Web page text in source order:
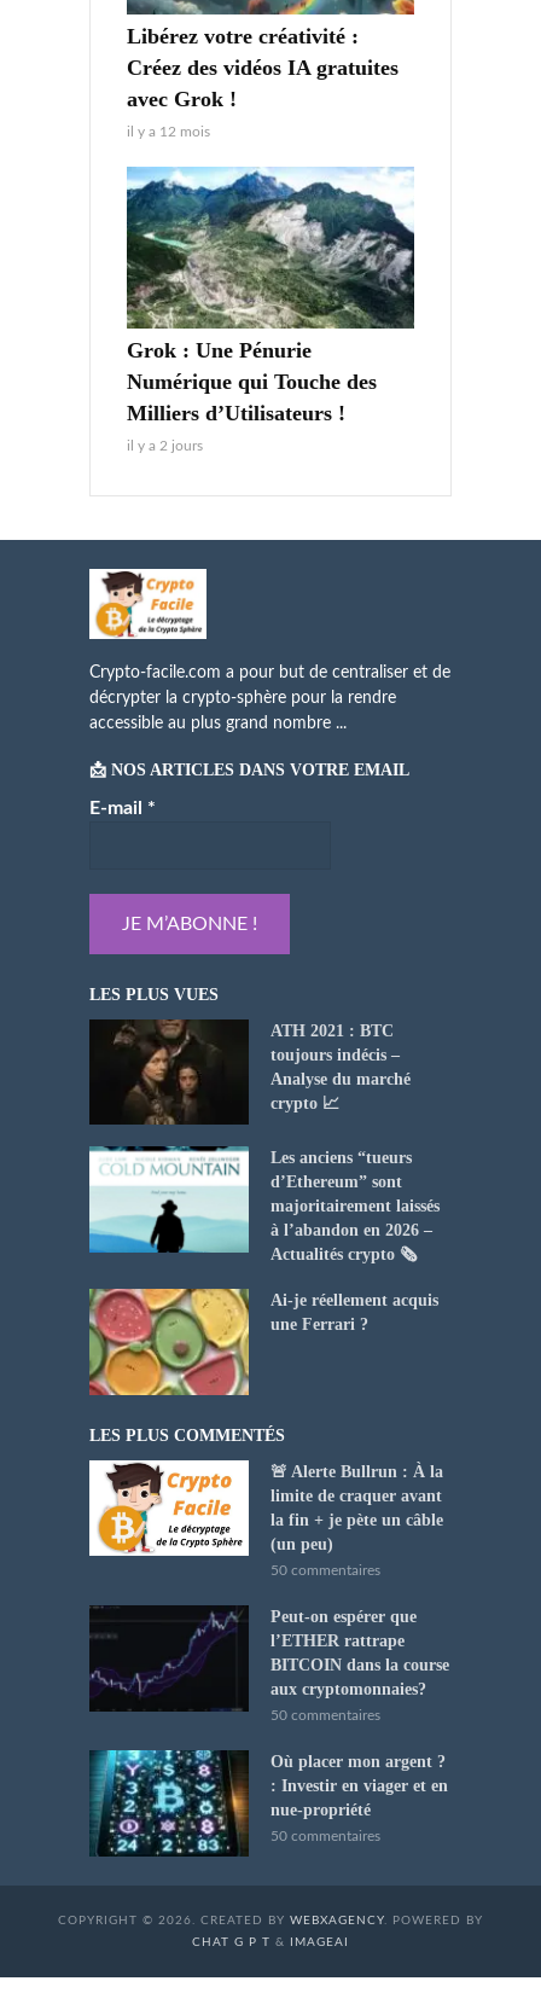
Libérez votre créativité :
Créez des vidéos IA gratuites
avec Grok !
il y a 12 mois
Grok : Une Pénurie
Numérique qui Touche des
Milliers d’Utilisateurs !
il y a 2 jours
Crypto-facile.com a pour but de centraliser et de
décrypter la crypto-sphère pour la rendre
accessible au plus grand nombre ...
📩 NOS ARTICLES DANS VOTRE EMAIL
E-mail *
LES PLUS VUES
ATH 2021 : BTC
toujours indécis –
Analyse du marché
crypto 📈
Les anciens “tueurs
d’Ethereum” sont
majoritairement laissés
à l’abandon en 2026 –
Actualités crypto 🗞️
Ai-je réellement acquis
une Ferrari ?
LES PLUS COMMENTÉS
🚨 Alerte Bullrun : À la
limite de craquer avant
la fin + je pète un câble
(un peu)
50 commentaires
Peut-on espérer que
l’ETHER rattrape
BITCOIN dans la course
aux cryptomonnaies?
50 commentaires
Où placer mon argent ?
: Investir en viager et en
nue-propriété
50 commentaires
COPYRIGHT © 2026. CREATED BY WEBXAGENCY . POWERED BY
CHAT G P T & IMAGEAI